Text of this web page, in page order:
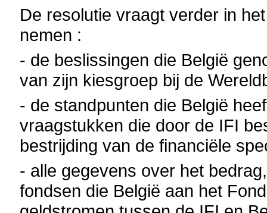
De resolutie vraagt verder in
nemen :
- de beslissingen die België
van zijn kiesgroep bij de
- de standpunten die België
vraagstukken die door de IFI
bestrijding van de financiële
- alle gegevens over het
fondsen die België aan het